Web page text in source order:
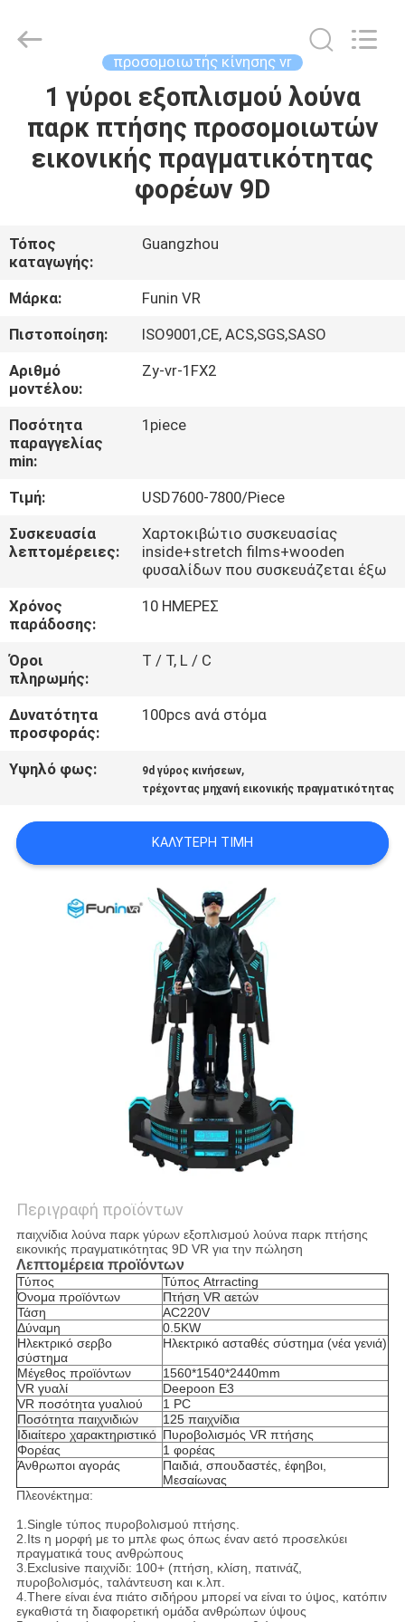
ΣΠΊΤΙ
ΠΡΟΪΌΝΤΑ
VR
ΣΧΕΤΙΚΆ
ΜΕ
ΕΜΆΣ
ΞΕΝΆΓΗΣΗ
ΣΤΟ
ΕΡΓΟΣΤΆΣΙΟ
ΕΛΕΓΧΟΣ
ΠΟΙΌΤΗΤΑΣ
ΕΠΙΚΟΙΝΩΝΉΣΤΕ
ΜΑΖΊ
ΜΑΣ
ΝΈΑ
SITEMAP
PRIVACY
Co.,Ltd.
προσομοιωτής κίνησης vr
1 γύροι εξοπλισμού λούνα
παρκ πτήσης προσομοιωτών
εικονικής πραγματικότητας
φορέων 9D
Τόπος
καταγωγής:
Guangzhou
Μάρκα:
Funin VR
Πιστοποίηση:
ISO9001,CE, ACS,SGS,SASO
Αριθμό
μοντέλου:
Zy-vr-1FX2
Ποσότητα
παραγγελίας
min:
1piece
Τιμή:
USD7600-7800/Piece
Συσκευασία
λεπτομέρειες:
Χαρτοκιβώτιο συσκευασίας
inside+stretch films+wooden
φυσαλίδων που συσκευάζεται έξω
Χρόνος
παράδοσης:
10 ΗΜΕΡΕΣ
Όροι
πληρωμής:
T / T, L / C
Δυνατότητα
προσφοράς:
100pcs ανά στόμα
Υψηλό φως: 9d γύρος κινήσεων,
τρέχοντας μηχανή εικονικής πραγματικότητας
ΚΑΛΎΤΕΡΗ ΤΙΜΉ
Περιγραφή προϊόντων
παιχνίδια λούνα παρκ γύρων εξοπλισμού λούνα παρκ πτήσης
εικονικής πραγματικότητας 9D VR για την πώληση
Λεπτομέρεια προϊόντων
Τύπος
Τύπος Atrracting
Όνομα προϊόντων
Πτήση VR αετών
Τάση
AC220V
Δύναμη
0.5KW
Ηλεκτρικό σερβο
σύστημα
Ηλεκτρικό ασταθές σύστημα (νέα γενιά)
Μέγεθος προϊόντων
1560*1540*2440mm
VR γυαλί
Deepoon E3
VR ποσότητα γυαλιού
1 PC
Ποσότητα παιχνιδιών
125 παιχνίδια
Ιδιαίτερο χαρακτηριστικό Πυροβολισμός VR πτήσης
Φορέας
1 φορέας
Άνθρωποι αγοράς
Παιδιά, σπουδαστές, έφηβοι,
Μεσαίωνας
Πλεονέκτημα:
1.Single τύπος πυροβολισμού πτήσης.
2.Its η μορφή με το μπλε φως όπως έναν αετό προσελκύει
πραγματικά τους ανθρώπους
3.Exclusive παιχνίδι: 100+ (πτήση, κλίση, πατινάζ,
πυροβολισμός, ταλάντευση και κ.λπ.
4.There είναι ένα πιάτο σιδήρου μπορεί να είναι το ύψος, κατόπιν
εγκαθιστά τη διαφορετική ομάδα ανθρώπων ύψους